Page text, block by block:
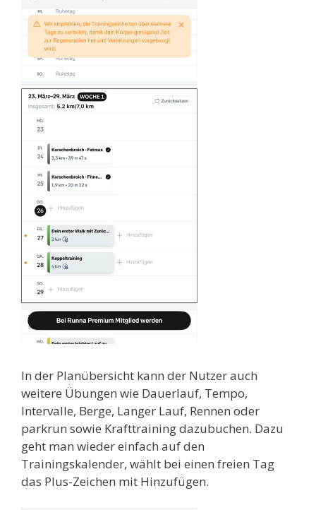
In der Planübersicht kann der Nutzer auch
weitere Übungen wie Dauerlauf, Tempo,
Intervalle, Berge, Langer Lauf, Rennen oder
parkrun sowie Krafttraining dazubuchen. Dazu
geht man wieder einfach auf den
Trainingskalender, wählt bei einen freien Tag
das Plus-Zeichen mit Hinzufügen.